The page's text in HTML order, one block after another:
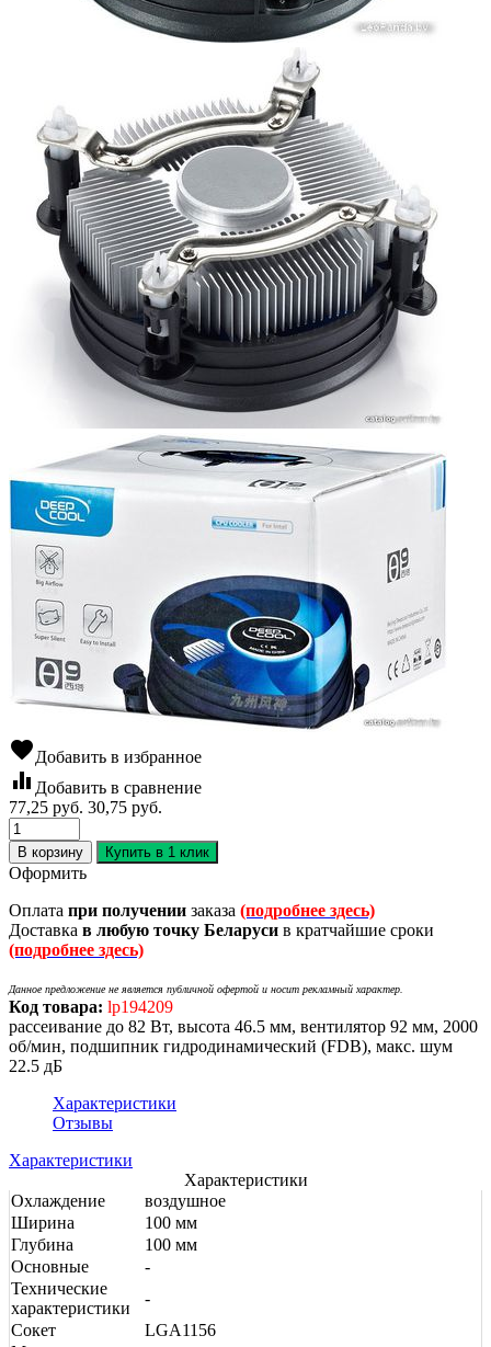
favoriteДобавить в избранное
equalizer Добавить в сравнение
77,25 руб. 30,75 руб.
В корзину Купить в 1 клик
Оформить
Оплата при получении заказа (подробнее здесь)
Доставка в любую точку Беларуси в кратчайшие сроки
(подробнее здесь)
Данное предложение не является публичной офертой и носит рекламный характер.
Код товара: lp194209
рассеивание до 82 Вт, высота 46.5 мм, вентилятор 92 мм, 2000
об/мин, подшипник гидродинамический (FDB), макс. шум
22.5 дБ
Характеристики
Отзывы
Характеристики
Характеристики
Охлаждение
воздушное
Ширина
100 мм
Глубина
100 мм
Основные
-
Технические
характеристики
-
Сокет
LGA1156